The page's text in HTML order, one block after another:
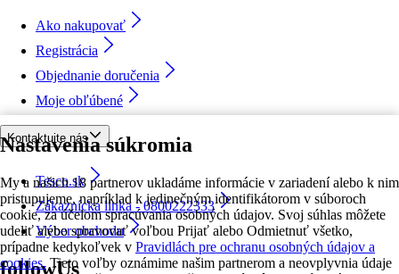
Nastavenia súkromia
My a našich 18 partnerov ukladáme informácie v zariadení alebo k nim
pristupujeme, napríklad k jedinečným identifikátorom v súboroch
cookie, za účelom spracúvania osobných údajov. Svoj súhlas môžete
udeliť alebo spravovať voľbou Prijať alebo Odmietnuť všetko,
prípadne kedykoľvek v Pravidlách pre ochranu osobných údajov a
cookies. Tieto voľby oznámime našim partnerom a neovplyvnia údaje
Ako nakupovať
Registrácia
Objednanie doručenia
Moje obľúbené
Kontaktujte nás
Tesco.sk
Zákaznícka linka - 0800222333
Výber obchodu
followUs